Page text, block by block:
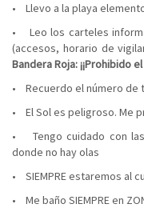
• Llevo a la playa
• Leo los carteles
(accesos, horario de
Bandera Roja: ¡¡Prohibido
• Recuerdo el número de
• El Sol es peligroso. Me
• Tengo cuidado con
donde no hay olas
• SIEMPRE estaremos al
• Me baño SIEMPRE en